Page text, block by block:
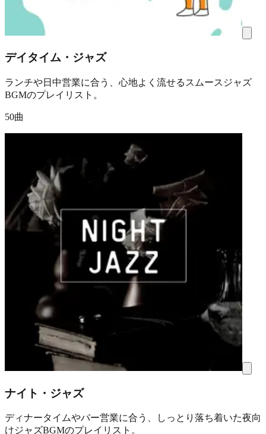
デイタイム・ジャズ
ランチや日中営業に合う、心地よく流せるスムースジャズ
BGMのプレイリスト。
50曲
ナイト・ジャズ
ディナータイムやバー営業に合う、しっとり落ち着いた夜向
けジャズBGMのプレイリスト。